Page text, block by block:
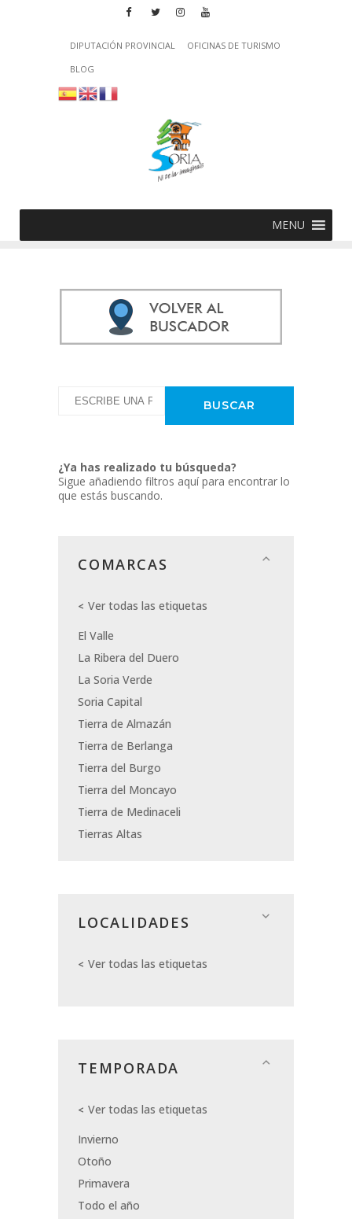
DIPUTACIÓN PROVINCIAL
OFICINAS DE TURISMO
BLOG
MENU
¿Ya has realizado tu búsqueda?
Sigue añadiendo filtros aquí para encontrar lo
que estás buscando.
COMARCAS
Ver todas las etiquetas
El Valle
La Ribera del Duero
La Soria Verde
Soria Capital
Tierra de Almazán
Tierra de Berlanga
Tierra del Burgo
Tierra del Moncayo
Tierra de Medinaceli
Tierras Altas
LOCALIDADES
Ver todas las etiquetas
TEMPORADA
Ver todas las etiquetas
Invierno
Otoño
Primavera
Todo el año